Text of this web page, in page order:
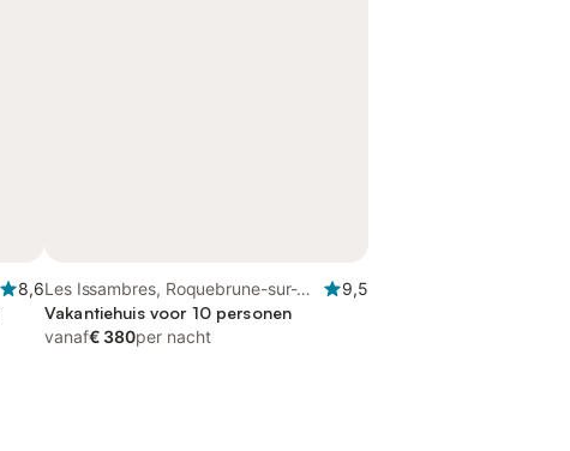
8,6Les Issambres, Roquebrune-sur-
Argens
9,5
Vakantiehuis voor 10 personen
vanaf€ 380per nacht